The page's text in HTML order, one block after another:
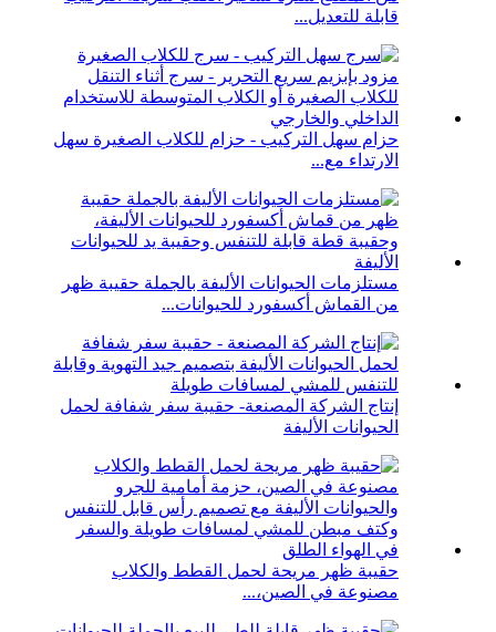
قابلة للتعديل...
حزام سهل التركيب - حزام للكلاب الصغيرة سهل
الارتداء مع...
مستلزمات الحيوانات الأليفة بالجملة حقيبة ظهر
من القماش أكسفورد للحيوانات...
إنتاج الشركة المصنعة- حقيبة سفر شفافة لحمل
الحيوانات الأليفة
حقيبة ظهر مريحة لحمل القطط والكلاب
مصنوعة في الصين،...